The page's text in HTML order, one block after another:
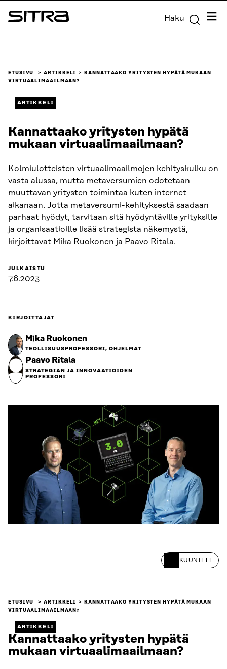
Siirry
suoraan
Sitra Haku
ETUSIVU ARTIKKELI
KANNATTAAKO YRITYSTEN HYPÄTÄ MUKAAN
VIRTUAALIMAAILMAAN?
ARTIKKELI
Kannattaako yritysten hypätä
mukaan virtuaalimaailmaan?
Kolmiulotteisten virtuaalimaailmojen kehityskulku on
vasta alussa, mutta metaversumien odotetaan
muuttavan yritysten toimintaa kuten internet
aikanaan. Jotta metaversumi-kehityksestä saadaan
parhaat hyödyt, tarvitaan sitä hyödyntäville yrityksille
ja organisaatioille lisää strategista näkemystä,
kirjoittavat Mika Ruokonen ja Paavo Ritala.
JULKAISTU
7.6.2023
KIRJOITTAJAT
Mika Ruokonen
TEOLLISUUSPROFESSORI, OHJELMAT
Paavo Ritala
STRATEGIAN JA INNOVAATIOIDEN
PROFESSORI
KUUNTELE
ETUSIVU ARTIKKELI
KANNATTAAKO YRITYSTEN HYPÄTÄ MUKAAN
VIRTUAALIMAAILMAAN?
ARTIKKELI
Kannattaako yritysten hypätä
mukaan virtuaalimaailmaan?